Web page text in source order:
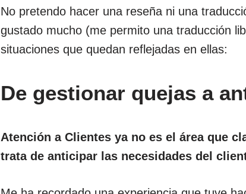
No pretendo hacer una reseña ni una
gustado mucho (me permito una traducción
situaciones que quedan reflejadas en ellas:
De gestionar quejas a
Atención a Clientes ya no es el área que
trata de anticipar las necesidades del